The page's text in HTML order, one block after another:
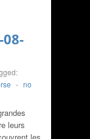
- no
leurs